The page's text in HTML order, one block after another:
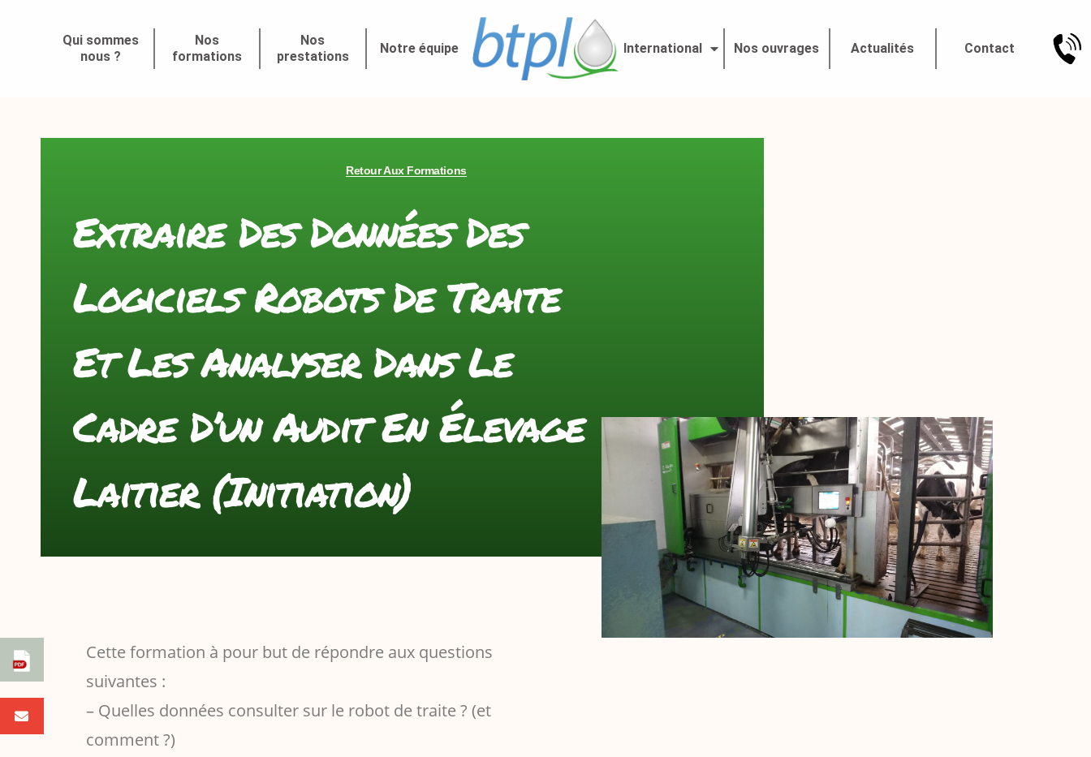
Qui sommes
nous ?
Nos
formations
Nos
prestations
Notre équipe International Nos ouvrages Actualités Contact
Retour Aux Formations
Extraire Des Données Des
Logiciels Robots De Traite
Et Les Analyser Dans Le
Cadre D’un Audit En Élevage
Laitier (Initiation)
Cette formation à pour but de répondre aux questions
suivantes :
– Quelles données consulter sur le robot de traite ? (et
comment ?)